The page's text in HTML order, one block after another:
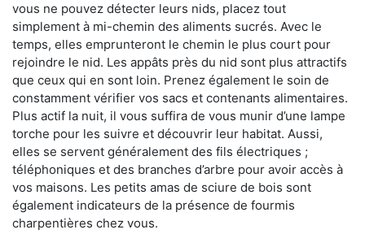
vous ne pouvez détecter leurs nids, placez tout
simplement à mi-chemin des aliments sucrés. Avec le
temps, elles emprunteront le chemin le plus court pour
rejoindre le nid. Les appâts près du nid sont plus attractifs
que ceux qui en sont loin. Prenez également le soin de
constamment vérifier vos sacs et contenants alimentaires.
Plus actif la nuit, il vous suffira de vous munir d’une lampe
torche pour les suivre et découvrir leur habitat. Aussi,
elles se servent généralement des fils électriques ;
téléphoniques et des branches d’arbre pour avoir accès à
vos maisons. Les petits amas de sciure de bois sont
également indicateurs de la présence de fourmis
charpentières chez vous.